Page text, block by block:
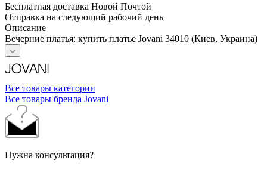
Бесплатная доставка Новой Почтой
Отправка на следующий рабочий день
Описание
Вечерние платья: купить платье Jovani 34010 (Киев, Украина)
Все товары категории
Все товары бренда Jovani
Нужна консультация?